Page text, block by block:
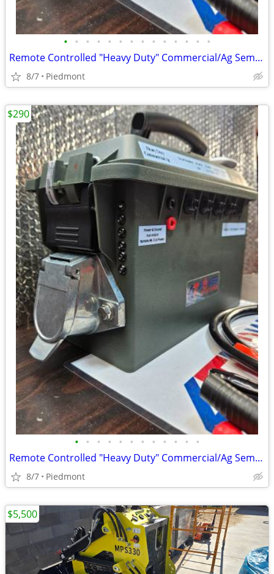
• • • • • • • • • • • • • •
Remote Controlled "Heavy Duty" Commercial/Ag Semi Trailer Light Tester
8/7 Piedmont
• • • • • • • • • • • •
Remote Controlled "Heavy Duty" Commercial/Ag Semi Trailer Light Tester
8/7 Piedmont
$290
$5,500